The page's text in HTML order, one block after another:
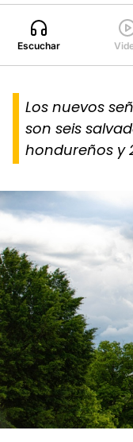
Escuchar
Los nuevos
son seis
hondureños y